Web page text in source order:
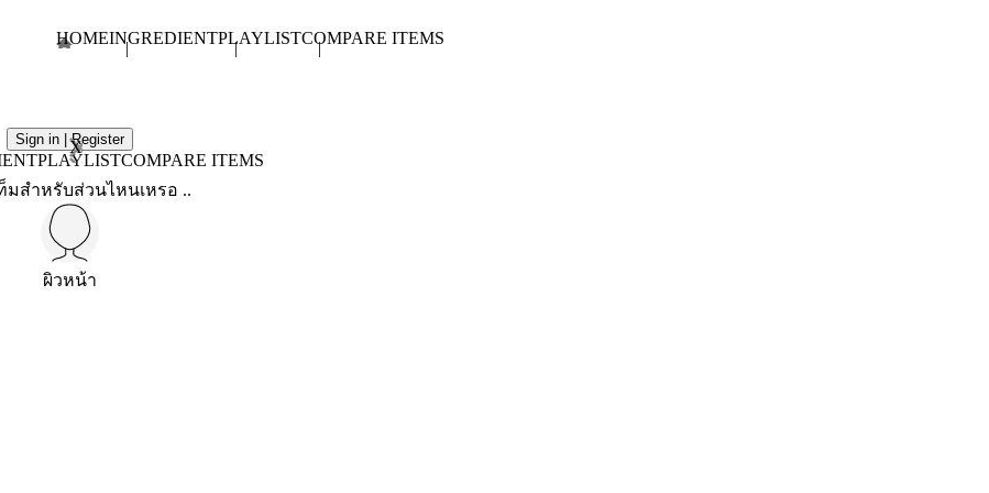
HOMEINGREDIENTPLAYLISTCOMPARE ITEMS
Sign in | Register
X
PLAYLISTCOMPARE ITEMS
มสำหรับส่วนไหนเหรอ ..
ผิวหน้า